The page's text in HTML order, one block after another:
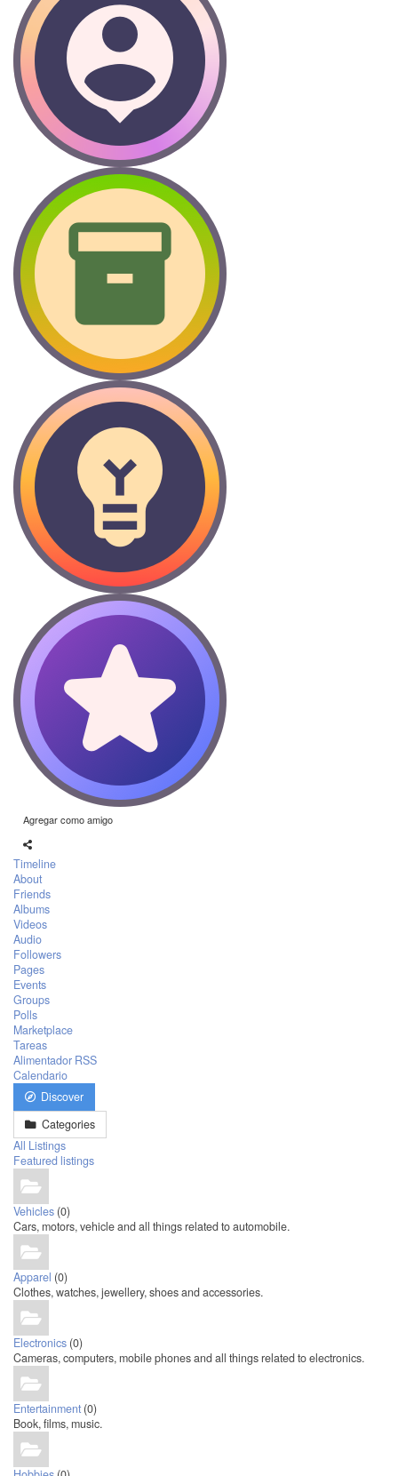
Agregar como amigo
Timeline
About
Friends
Albums
Videos
Audio
Followers
Pages
Events
Groups
Polls
Marketplace
Tareas
Alimentador RSS
Calendario
Discover
Categories
All Listings
Featured listings
Vehicles (0)
Cars, motors, vehicle and all things related to automobile.
Apparel (0)
Clothes, watches, jewellery, shoes and accessories.
Electronics (0)
Cameras, computers, mobile phones and all things related to electronics.
Entertainment (0)
Book, films, music.